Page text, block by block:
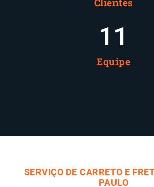
Equipe
12
SERVIÇO DE CARRETO E
PAULO